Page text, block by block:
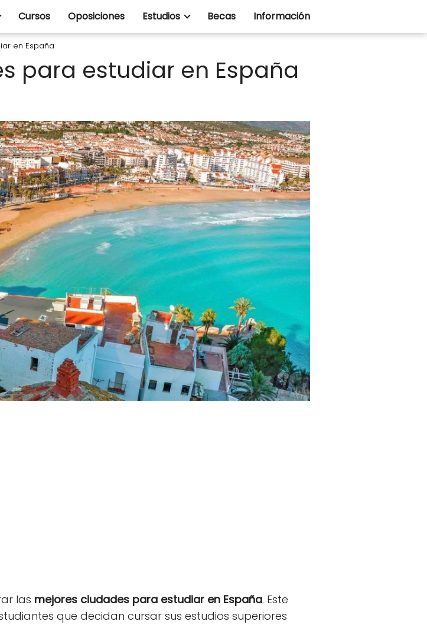
Cursos Oposiciones Estudios Becas Información
en España
para estudiar en España
las mejores ciudades para estudiar en España. Este
que decidan cursar sus estudios superiores